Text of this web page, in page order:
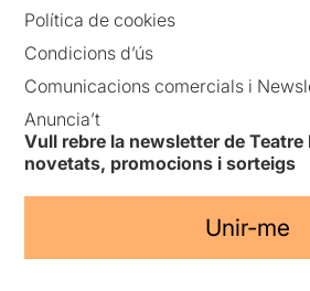
Política de cookies
Condicions d’ús
Comunicacions comercials i
Anuncia’t
Vull rebre la newsletter de Teatre
novetats, promocions i sorteigs
Unir-me